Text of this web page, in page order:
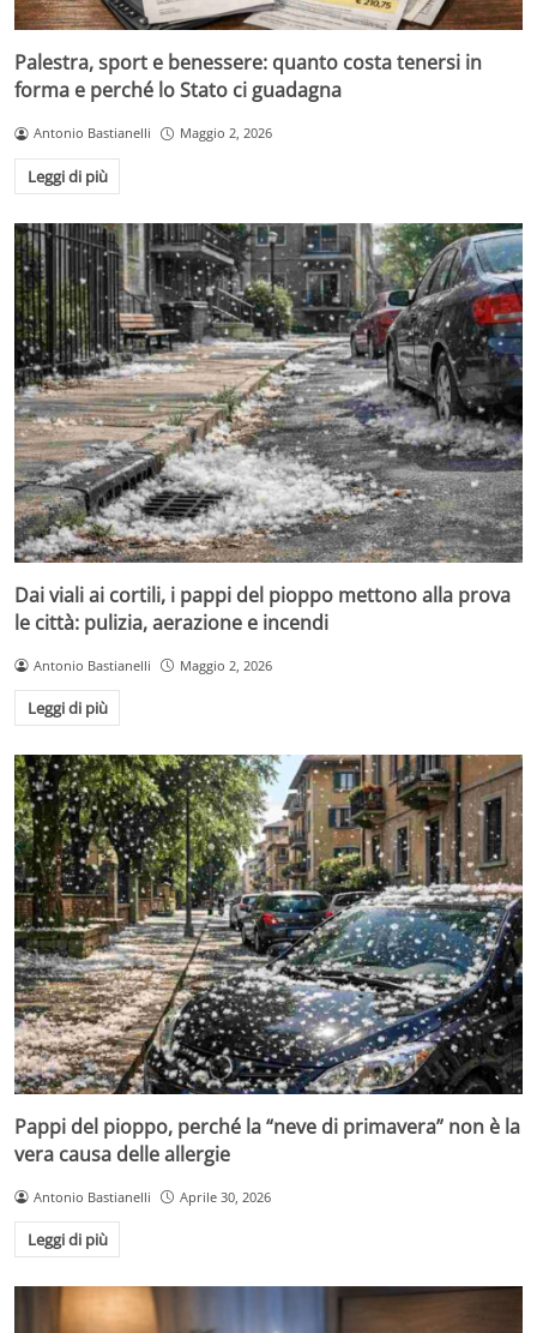
Palestra, sport e benessere: quanto costa tenersi in
forma e perché lo Stato ci guadagna
Antonio Bastianelli Maggio 2, 2026
Leggi di più
Dai viali ai cortili, i pappi del pioppo mettono alla prova
le città: pulizia, aerazione e incendi
Antonio Bastianelli Maggio 2, 2026
Leggi di più
Pappi del pioppo, perché la “neve di primavera” non è la
vera causa delle allergie
Antonio Bastianelli Aprile 30, 2026
Leggi di più